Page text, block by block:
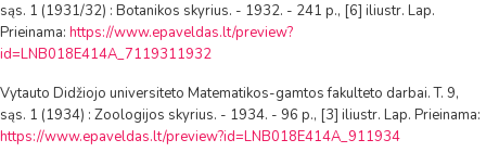
sąs. 1 (1931/32) : Botanikos skyrius. - 1932. - 241 p., [6] iliustr. Lap.
Prieinama: https://www.epaveldas.lt/preview?
id=LNB018E414A_7119311932
Vytauto Didžiojo universiteto Matematikos-gamtos fakulteto darbai. T. 9,
sąs. 1 (1934) : Zoologijos skyrius. - 1934. - 96 p., [3] iliustr. Lap. Prieinama:
https://www.epaveldas.lt/preview?id=LNB018E414A_911934